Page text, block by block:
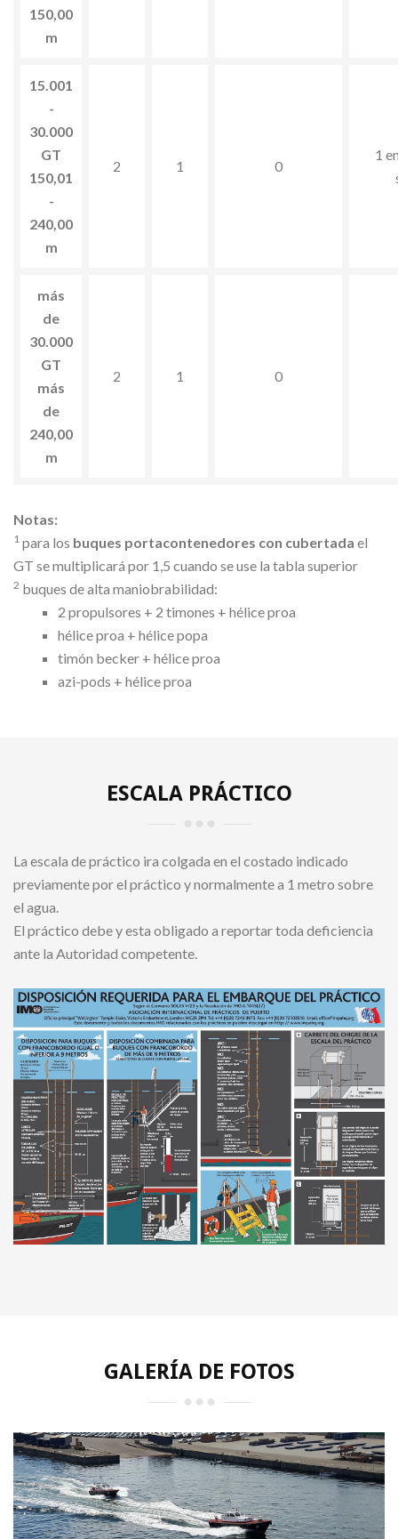
150,00
m
15.001
-
30.000
GT
150,01
-
240,00
m
2 1 0
1
más
de
30.000
GT
más
de
240,00
m
2 1 0
Notas:
1 para los buques portacontenedores con cubertada el
GT se multiplicará por 1,5 cuando se use la tabla superior
2 buques de alta maniobrabilidad:
2 propulsores + 2 timones + hélice proa
hélice proa + hélice popa
timón becker + hélice proa
azi-pods + hélice proa
ESCALA PRÁCTICO
La escala de práctico ira colgada en el costado indicado
previamente por el práctico y normalmente a 1 metro sobre
el agua.
El práctico debe y esta obligado a reportar toda deficiencia
ante la Autoridad competente.
GALERÍA DE FOTOS